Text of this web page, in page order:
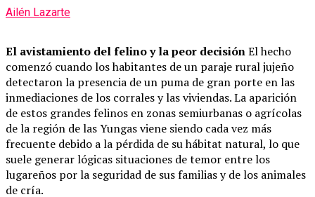
Ailén Lazarte
El avistamiento del felino y la peor decisiónEl hecho
comenzó cuando los habitantes de un paraje rural jujeño
detectaron la presencia de un puma de gran porte en las
inmediaciones de los corrales y las viviendas. La aparición
de estos grandes felinos en zonas semiurbanas o agrícolas
de la región de las Yungas viene siendo cada vez más
frecuente debido a la pérdida de su hábitat natural, lo que
suele generar lógicas situaciones de temor entre los
lugareños por la seguridad de sus familias y de los animales
de cría.